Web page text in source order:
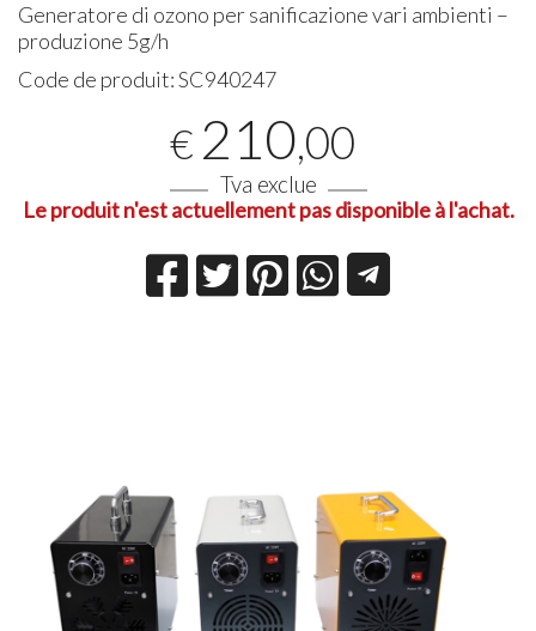
Generatore di ozono per sanificazione vari ambienti –
produzione 5g/h
Code de produit:SC940247
€ 210,00
Tva exclue
Le produit n'est actuellement pas disponible à l'achat.